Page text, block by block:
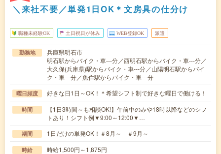
＼来社不要／単発1日OK＊文房具の仕分け
職種未経験OK 土日祝日が休み WEB登録OK 派遣
勤務地
兵庫県明石市
明石駅からバイク・車---分／西明石駅からバイク・車---分／
大久保(兵庫県)駅からバイク・車---分／山陽明石駅からバイ
ク・車---分／魚住駅からバイク・車---分
曜日頻度 好きな日1日～OK！＊希望シフト制で好きな曜日で働ける！
時間
【1日3時間～も相談OK!】午前中のみや18時以降などのシフ
トあり！シフト例▼9:00～12:00▼…
期間 1日だけの単発OK！＃8月～ ＃9月～
時給 時給1,500円～1,875円